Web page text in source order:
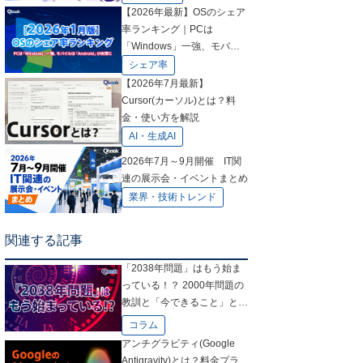
【2026年最新】OSのシェア
率ランキング｜PCは
「Windows」一強、モバイ
ルは「Android」が肉薄に
シェア率
【2026年7月最新】
Cursor(カーソル)とは？料
金・使い方を解説
AI・生成AI
2026年7月～9月開催 IT関
連の展示会・イベントまとめ
業界・技術トレンド
関連する記事
「2038年問題」はもう始ま
っている！？ 2000年問題の
教訓と「今できること」と
は？コラム
アンチグラビティ(Google
Antigravity)とは？料金プラ